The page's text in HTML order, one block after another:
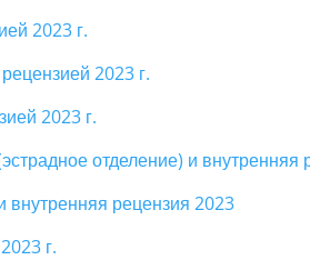
2023 г.
2023 г.
2023 г.
отделение) и внутренняя
внутренняя рецензия 2023
г.